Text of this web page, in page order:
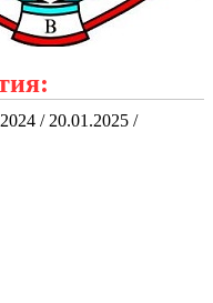
/ 20.01.2025 /